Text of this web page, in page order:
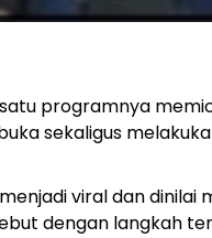
programnya
sekaligus
viral dan
dengan langkah